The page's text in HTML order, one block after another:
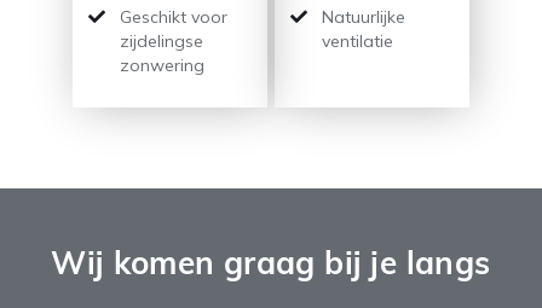
Geschikt voor
zijdelingse
zonwering
Natuurlijke
ventilatie
Wij komen graag bij je langs